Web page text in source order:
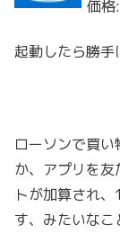
価格
起動したら勝手
ローソンで買
か、アプリを
トが加算され
す、みたいなこ